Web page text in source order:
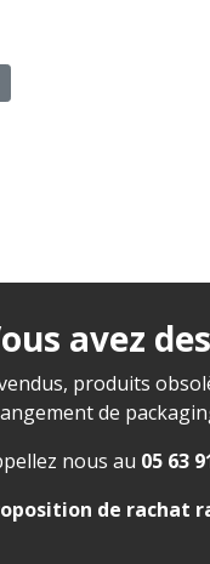
avez
produits
de
nous au 05 63
de rachat